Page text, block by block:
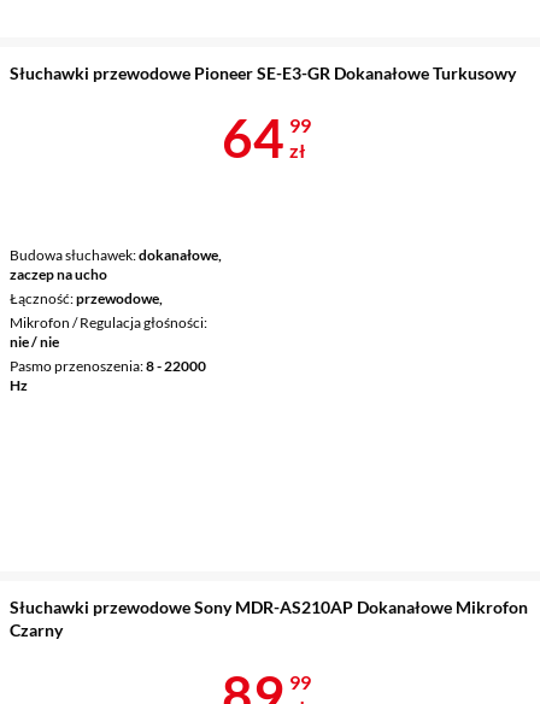
Słuchawki przewodowe Pioneer SE-E3-GR Dokanałowe Turkusowy
Budowa słuchawek dokanałowe,
zaczep na ucho
Łączność przewodowe,
Mikrofon / Regulacja głośności
nie / nie
Pasmo przenoszenia 8 - 22000
Hz
Cena 64,99
64 99
zł
Słuchawki przewodowe Sony MDR-AS210AP Dokanałowe Mikrofon
Czarny
99